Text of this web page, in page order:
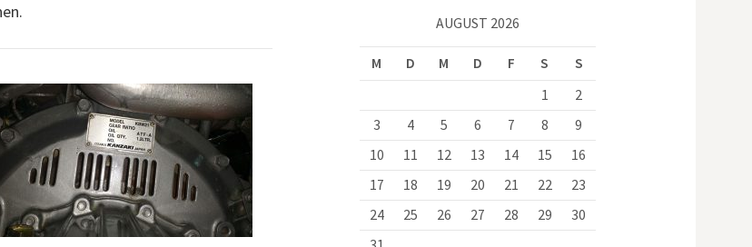
AUGUST 2026
M D M D F S
S
1
2
3
4 5 6 7 8
9
10
11 12 13 14 15
16
17
18 19 20 21 22
23
24
25 26 27 28 29
30